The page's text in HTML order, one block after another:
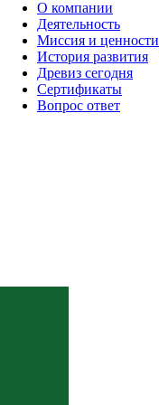
О компании
Деятельность
Миссия и ценности
История развития
Древиз сегодня
Сертификаты
Вопрос ответ